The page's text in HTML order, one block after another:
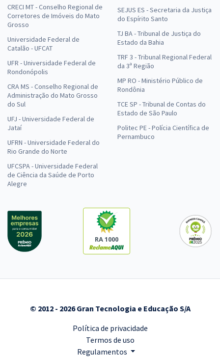
CRECI MT - Conselho Regional de
Corretores de Imóveis do Mato
Grosso
Universidade Federal de
Catalão - UFCAT
UFR - Universidade Federal de
Rondonópolis
CRA MS - Conselho Regional de
Administração do Mato Grosso
do Sul
UFJ - Universidade Federal de
Jataí
UFRN - Universidade Federal do
Rio Grande do Norte
UFCSPA - Universidade Federal
de Ciência da Saúde de Porto
Alegre
SEJUS ES - Secretaria da Justiça
do Espírito Santo
TJ BA - Tribunal de Justiça do
Estado da Bahia
TRF 3 - Tribunal Regional Federal
da 3ª Região
MP RO - Ministério Público de
Rondônia
TCE SP - Tribunal de Contas do
Estado de São Paulo
Politec PE - Polícia Científica de
Pernambuco
RA 1000
© 2012 - 2026 Gran Tecnologia e Educação S/A
Política de privacidade
Termos de uso
Regulamentos